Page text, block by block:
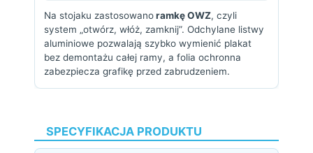
Na stojaku zastosowanoramkę OWZ, czyli
system „otwórz, włóż, zamknij”. Odchylane listwy
aluminiowe pozwalają szybko wymienić plakat
bez demontażu całej ramy, a folia ochronna
zabezpiecza grafikę przed zabrudzeniem.
SPECYFIKACJA PRODUKTU